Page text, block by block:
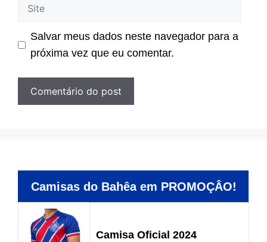
Site
Salvar meus dados neste navegador para a
próxima vez que eu comentar.
Camisas do Bahêa em PROMOÇÂO!
Camisa Oficial 2024